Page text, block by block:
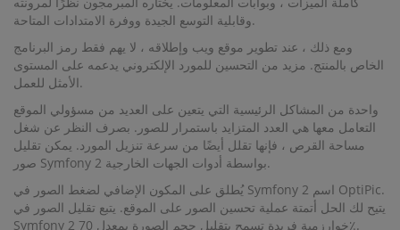
وقابلية التوسع الجيدة ووفرة الامتدادات المتاحة.
ومع ذلك ، عند تطوير موقع ويب وإطلاقه ، لا يهم فقط رمز البرنامج
الخاص بالمنتج. مزيد من التحسين للمورد الإلكتروني يدعمه على المستوى
الأمثل للعمل.
واحدة من المشاكل الرئيسية التي يتعين على العديد من مسؤولي الموقع
التعامل معها هي العدد المتزايد باستمرار للصور. بصرف النظر عن شغل
مساحة القرص ، فإنها تقلل أيضًا من سرعة تنزيل المورد. يمكن تقليل
صور Symfony 2 بواسطة أدوات الجهات الخارجية.
يُطلق على المكون الإضافي لضغط الصور في Symfony 2 اسم OptiPic.
يتيح لك الحل أتمتة عملية تحسين الصور على الموقع. يتبع تقليل الصور في
Symfony 2 خوارزمية فريدة تسمح بتقليل حجم الصورة بمعدل 70٪.